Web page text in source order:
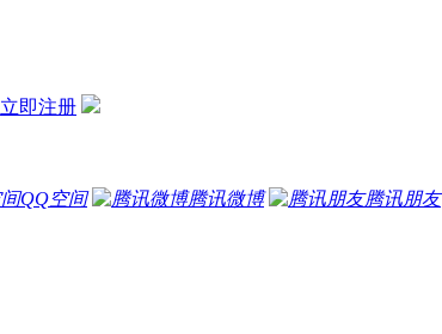
立即注册
QQ空间 腾讯微博
腾讯朋友